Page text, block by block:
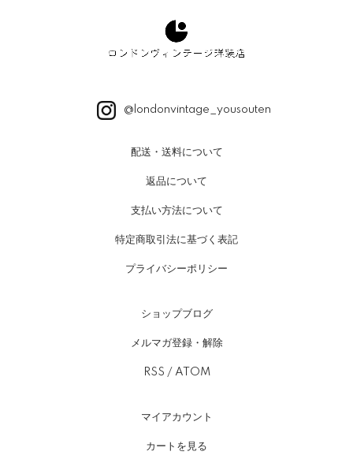
@londonvintage_yousouten
配送・送料について
返品について
支払い方法について
特定商取引法に基づく表記
プライバシーポリシー
ショップブログ
メルマガ登録・解除
RSS / ATOM
マイアカウント
カートを見る